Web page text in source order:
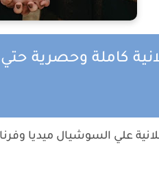
كاملة وحصرية
علي السوشيال ميديا